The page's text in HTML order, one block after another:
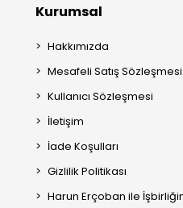
Kurumsal
Hakkımızda
Mesafeli Satış Sözleşmesi
Kullanıcı Sözleşmesi
İletişim
İade Koşulları
Gizlilik Politikası
Harun Erçoban ile